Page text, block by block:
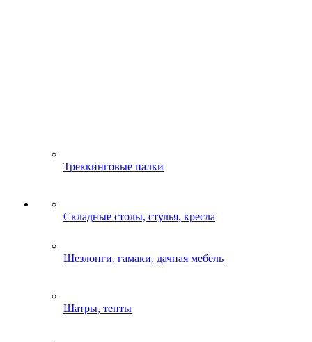
Треккинговые палки
Складные столы, стулья, кресла
Шезлонги, гамаки, дачная мебель
Шатры, тенты